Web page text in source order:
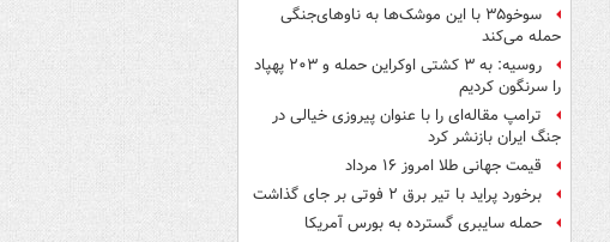
سوخو۳۵ با این موشک‌ها به ناوهای‌جنگی
حمله می‌کند
روسیه: به ۳ کشتی اوکراین حمله و ۲۰۳ پهپاد
را سرنگون کردیم
ترامپ مقاله‌ای را با عنوان پیروزی خیالی در
جنگ ایران بازنشر کرد
قیمت جهانی طلا امروز ۱۶ مرداد
برخورد پراید با تیر برق ۲ فوتی بر جای گذاشت
حمله سایبری گسترده به بورس آمریکا